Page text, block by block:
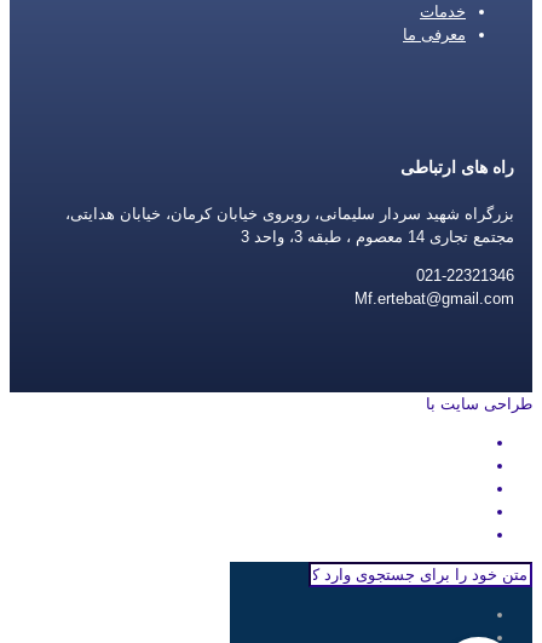
خدمات
معرفی ما
راه های ارتباطی
بزرگراه شهید سردار سلیمانی، روبروی خیابان کرمان، خیابان هدایتی،
مجتمع تجاری 14 معصوم ، طبقه 3، واحد 3
021-22321346
Mf.ertebat@gmail.com
طراحی سایت با